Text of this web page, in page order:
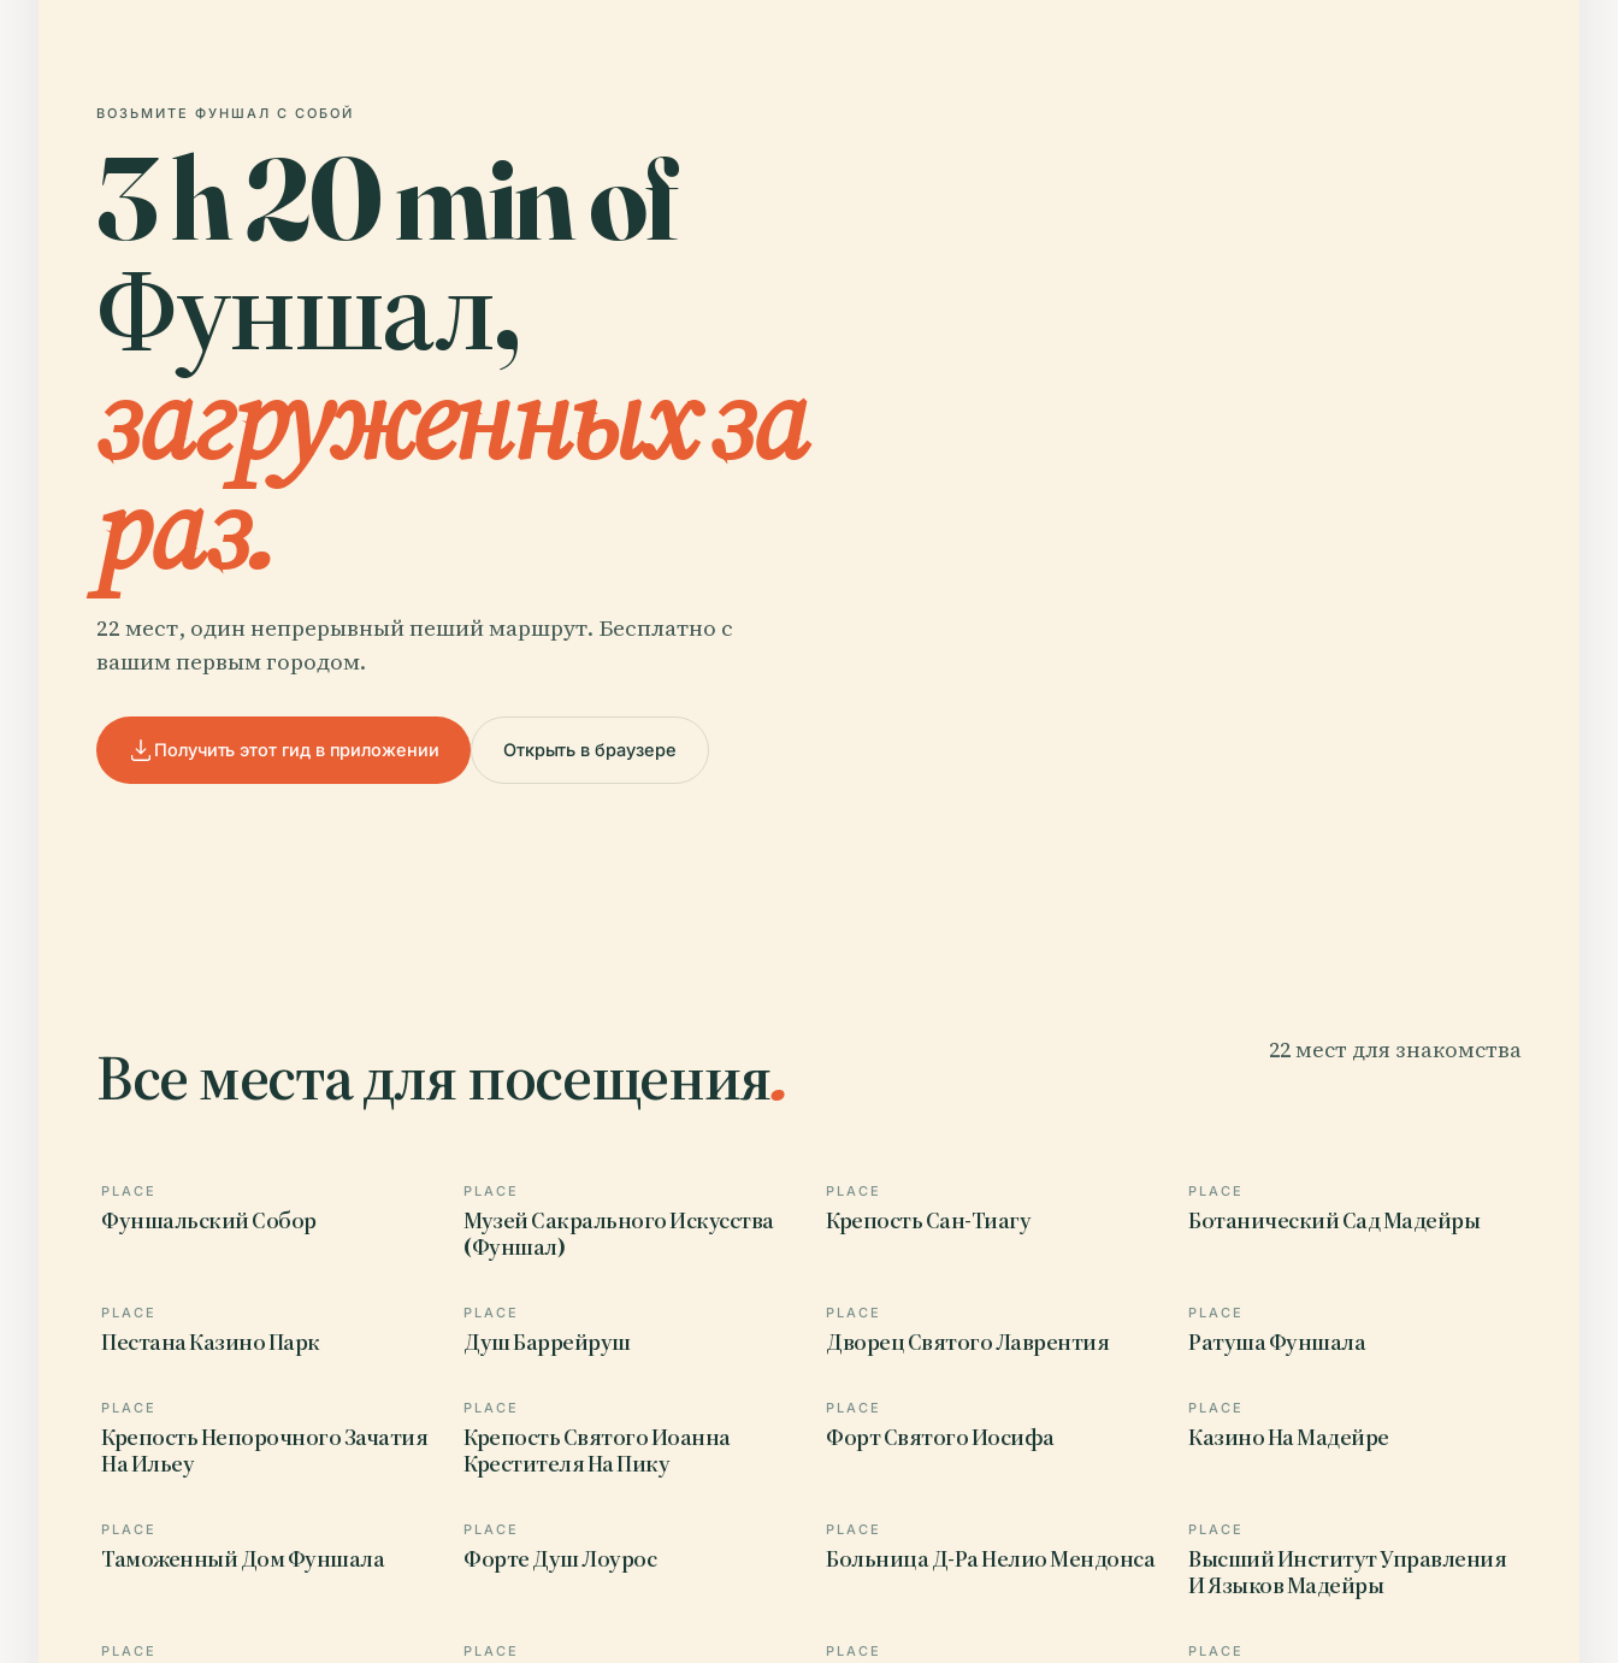
ВОЗЬМИТЕ ФУНШАЛ С СОБОЙ
3 h 20 min of
Фуншал,
загруженных за
раз.
22 мест, один непрерывный пеший маршрут. Бесплатно с
вашим первым городом.
Получить этот гид в приложении Открыть в браузере
Все места для посещения. 22 мест для знакомства
PLACE
Фуншальский Собор
PLACE
Музей Сакрального Искусства
(Фуншал)
PLACE
Крепость Сан-Тиагу
PLACE
Ботанический Сад Мадейры
PLACE
Пестана Казино Парк
PLACE
Душ Баррейруш
PLACE
Дворец Святого Лаврентия
PLACE
Ратуша Фуншала
PLACE
Крепость Непорочного Зачатия
На Ильеу
PLACE
Крепость Святого Иоанна
Крестителя На Пику
PLACE
Форт Святого Иосифа
PLACE
Казино На Мадейре
PLACE
Таможенный Дом Фуншала
PLACE
Форте Душ Лоурос
PLACE
Больница Д-Ра Нелио Мендонса
PLACE
Высший Институт Управления
И Языков Мадейры
PLACE PLACE PLACE PLACE